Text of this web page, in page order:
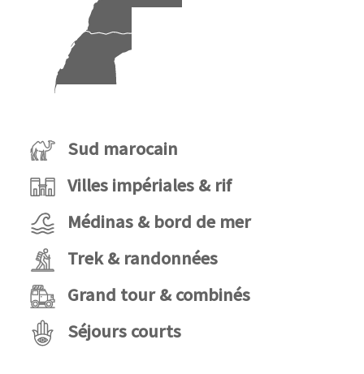
Sud marocain
Villes impériales & rif
Médinas & bord de mer
Trek & randonnées
Grand tour & combinés
Séjours courts